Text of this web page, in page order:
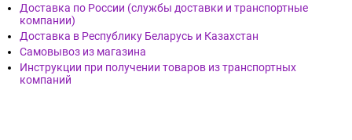
Доставка по России (службы доставки и транспортные
компании)
Доставка в Республику Беларусь и Казахстан
Самовывоз из магазина
Инструкции при получении товаров из транспортных
компаний